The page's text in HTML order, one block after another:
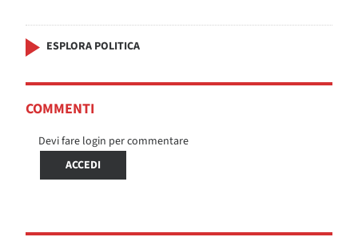
ESPLORA POLITICA
COMMENTI
Devi fare login per commentare
ACCEDI